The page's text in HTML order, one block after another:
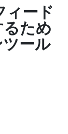
ィード
ため
ール